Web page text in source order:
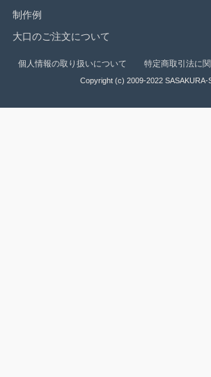
制作例
大口のご注文について
個人情報の取り扱いについて 特定商取引法に
Copyright (c) 2009-2022 SASAKURA-